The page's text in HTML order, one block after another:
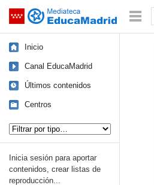
Saltar navegación
Inicio
Canal EducaMadrid
Últimos contenidos
Centros
Inicia sesión para aportar
contenidos, crear listas de
reproducción...